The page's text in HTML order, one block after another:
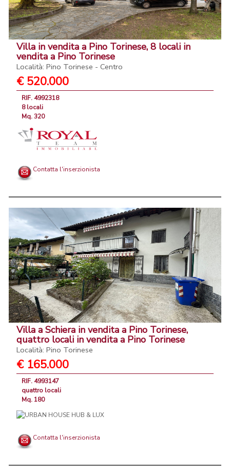
Villa in vendita a Pino Torinese, 8 locali in
vendita a Pino Torinese
Località: Pino Torinese - Centro
€ 520.000
RIF. 4992318
8 locali
Mq. 320
Contatta l'inserzionista
Villa a Schiera in vendita a Pino Torinese,
quattro locali in vendita a Pino Torinese
Località: Pino Torinese
€ 165.000
RIF. 4993147
quattro locali
Mq. 180
Contatta l'inserzionista